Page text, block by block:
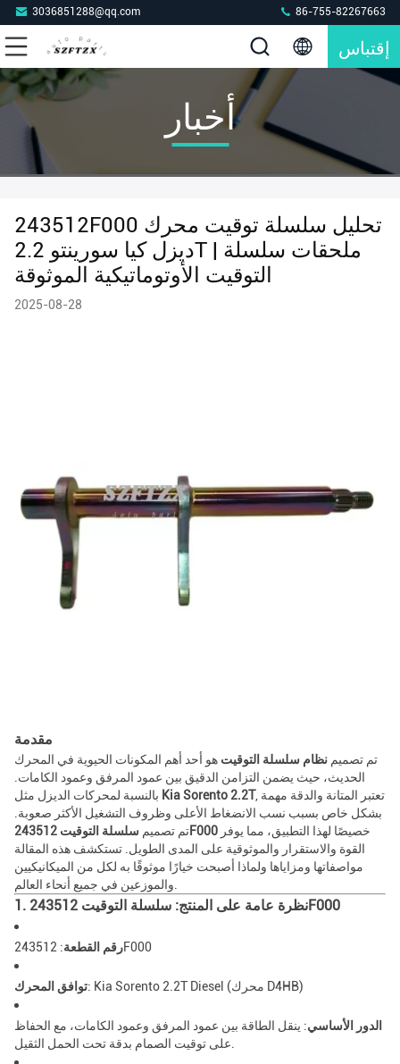
3036851288@qq.com 86-755-82267663
إقتباس
أخبار
243512F000 تحليل سلسلة توقيت محرك
ديزل كيا سورينتو 2.2T | ملحقات سلسلة
التوقيت الأوتوماتيكية الموثوقة
2025-08-28
مقدمة
تم تصميم نظام سلسلة التوقيت هو أحد أهم المكونات الحيوية في المحرك
الحديث، حيث يضمن التزامن الدقيق بين عمود المرفق وعمود الكامات.
Kia Sorento 2.2T, تعتبر المتانة والدقة مهمة
بشكل خاص بسبب نسب الانضغاط الأعلى وظروف التشغيل الأكثر صعوبة.
تم تصميمسلسلة التوقيت 243512F000
القوة والاستقرار والموثوقية على المدى الطويل. تستكشف هذه المقالة
مواصفاتها ومزاياها ولماذا أصبحت خيارًا موثوقًا به لكل من الميكانيكيين
والموزعين في جميع أنحاء العالم.
1. نظرة عامة على المنتج: سلسلة التوقيت 243512F000
رقم القطعة: 243512F000
توافق المحرك : Kia Sorento 2.2T Diesel (محرك D4HB)
الدور الأساسي: ينقل الطاقة بين عمود المرفق وعمود الكامات، مع الحفاظ
على توقيت الصمام بدقة تحت الحمل الثقيل.